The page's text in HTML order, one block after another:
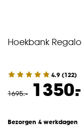
Hoekbank Regalo
4.9 (122)
1695.- 1350.
-
Bezorgen 4 werkdagen